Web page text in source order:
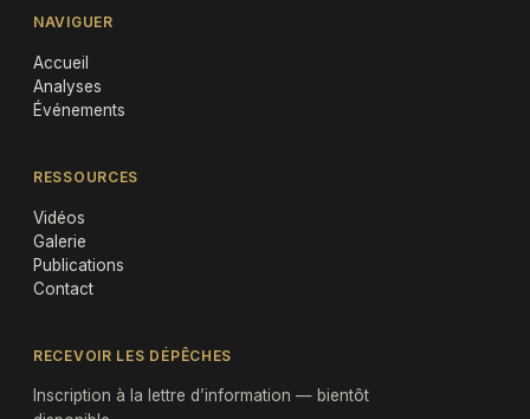
NAVIGUER
Accueil
Analyses
Événements
RESSOURCES
Vidéos
Galerie
Publications
Contact
RECEVOIR LES DÉPÊCHES
Inscription à la lettre d’information — bientôt